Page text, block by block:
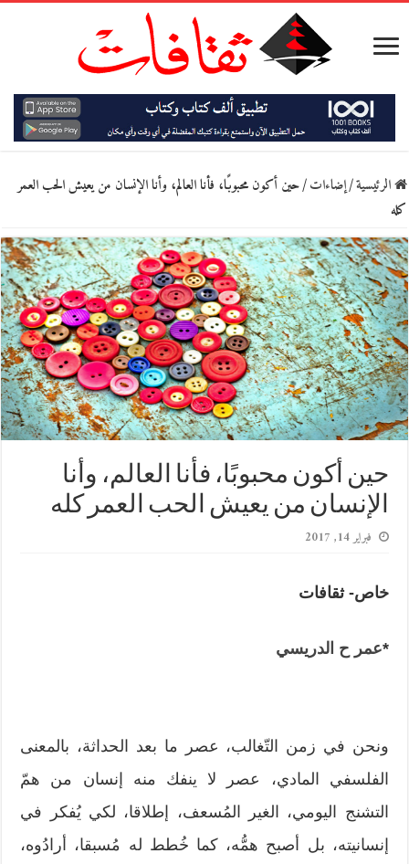
الرئيسية/إضاءات/حين أكون محبوبًا، فأنا العالم، وأنا الإنسان من يعيش الحب العمر
كله
حين أكون محبوبًا، فأنا العالم، وأنا
الإنسان من يعيش الحب العمر كله
فبراير 14, 2017
خاص- ثقافات
*عمر ح الدريسي
ونحن في زمن التّغالب، عصر ما بعد الحداثة، بالمعنى
الفلسفي المادي، عصر لا ينفك منه إنسان من همّ
التشنج اليومي، الغير المُسعف، إطلاقا، لكي يُفكر في
إنسانيته، بل أصبح همُّه، كما خُطط له مُسبقا، أرادُوه،